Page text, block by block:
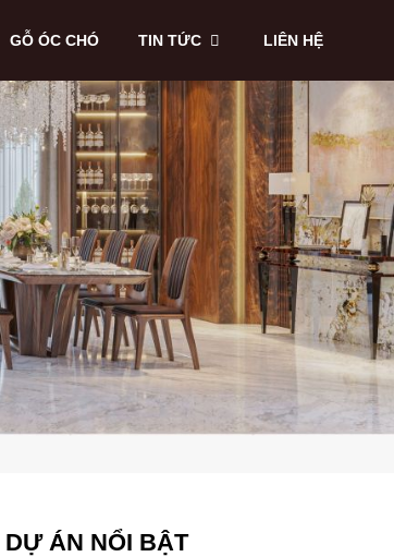
GỖ ÓC CHÓ TIN TỨC LIÊN HỆ
DỰ ÁN NỔI BẬT